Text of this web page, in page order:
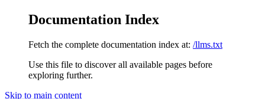
Documentation Index
Fetch the complete documentation index at: /llms.txt
Use this file to discover all available pages before
exploring further.
Skip to main content